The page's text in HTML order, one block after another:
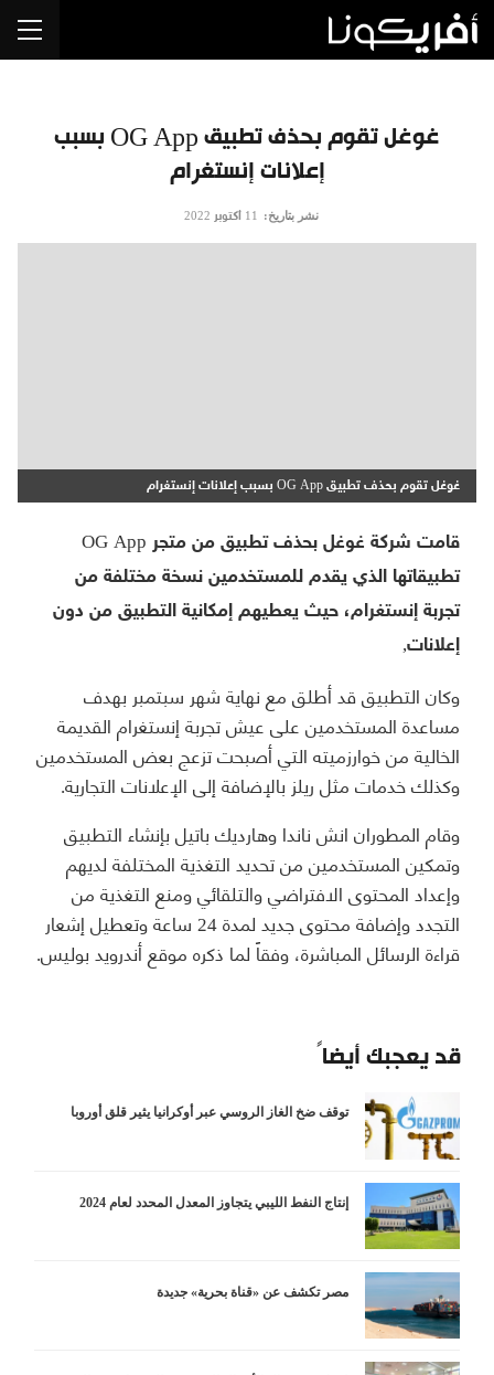
غوغل تقوم بحذف تطبيق OG App بسبب
إعلانات إنستغرام
نشر بتاريخ: 11 أكتوبر 2022
غوغل تقوم بحذف تطبيق OG App بسبب إعلانات إنستغرام
قامت شركة غوغل بحذف تطبيق من متجر OG App
تطبيقاتها الذي يقدم للمستخدمين نسخة مختلفة من
تجربة إنستغرام، حيث يعطيهم إمكانية التطبيق من دون
إعلانات,
وكان التطبيق قد أطلق مع نهاية شهر سبتمبر بهدف
مساعدة المستخدمين على عيش تجربة إنستغرام القديمة
الخالية من خوارزميته التي أصبحت تزعج بعض المستخدمين
وكذلك خدمات مثل ريلز بالإضافة إلى الإعلانات التجارية.
وقام المطوران انش ناندا وهارديك باتيل بإنشاء التطبيق
وتمكين المستخدمين من تحديد التغذية المختلفة لديهم
وإعداد المحتوى الافتراضي والتلقائي ومنع التغذية من
التجدد وإضافة محتوى جديد لمدة 24 ساعة وتعطيل إشعار
قراءة الرسائل المباشرة، وفقاً لما ذكره موقع أندرويد بوليس.
قد يعجبك أيضاً
توقف ضخ الغاز الروسي عبر أوكرانيا يثير قلق أوروبا
إنتاج النفط الليبي يتجاوز المعدل المحدد لعام 2024
مصر تكشف عن «قناة بحرية» جديدة